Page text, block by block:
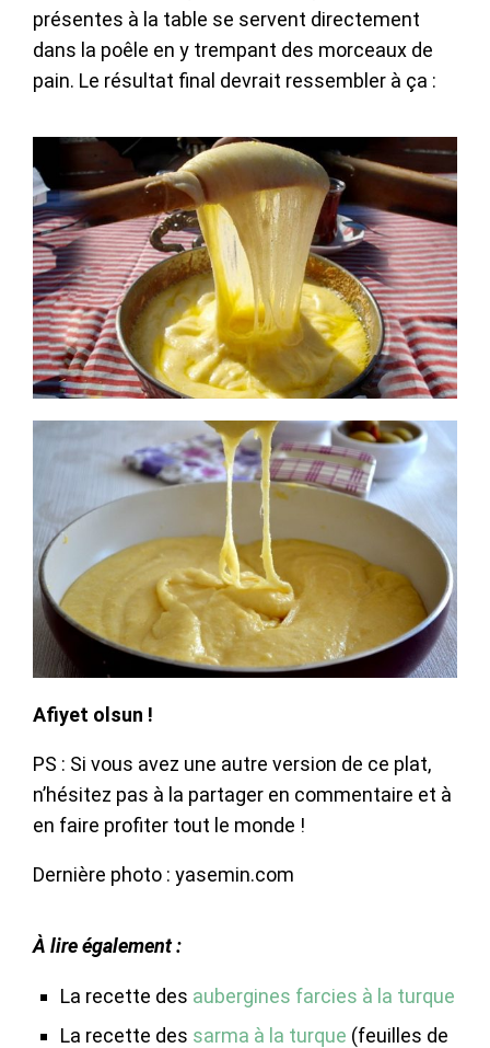
présentes à la table se servent directement
dans la poêle en y trempant des morceaux de
pain. Le résultat final devrait ressembler à ça :
Afiyet olsun !
PS : Si vous avez une autre version de ce plat,
n’hésitez pas à la partager en commentaire et à
en faire profiter tout le monde !
Dernière photo : yasemin.com
À lire également :
La recette des aubergines farcies à la turque
La recette des sarma à la turque (feuilles de